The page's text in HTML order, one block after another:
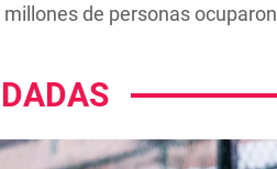
de personas